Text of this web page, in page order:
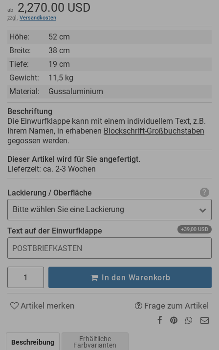
ab 2,270.00 USD
zzgl. Versandkosten
Höhe:
52 cm
Breite:
38 cm
Tiefe:
19 cm
Gewicht:
11,5 kg
Material:
Gussaluminium
Beschriftung
Die Einwurfklappe kann mit einem individuellem Text, z.B.
Ihrem Namen, in erhabenen Blockschrift-Großbuchstaben
gegossen werden.
Dieser Artikel wird für Sie angefertigt.
Lieferzeit: ca. 2-3 Wochen
Lackierung / Oberfläche
Bitte wählen Sie eine Lackierung
Text auf der Einwurfklappe +39,00 USD
In den Warenkorb
Artikel merken Frage zum Artikel
Beschreibung
Erhältliche
Farbvarianten